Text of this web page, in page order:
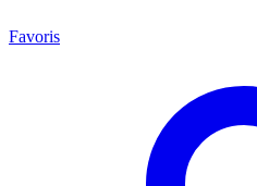
Favoris